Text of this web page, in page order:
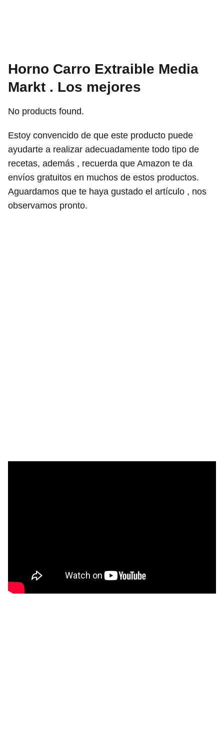
Horno Carro Extraible Media
Markt . Los mejores
No products found.
Estoy convencido de que este producto puede
ayudarte a realizar adecuadamente todo tipo de
recetas, además , recuerda que Amazon te da
envíos gratuitos en muchos de estos productos.
Aguardamos que te haya gustado el artículo , nos
observamos pronto.